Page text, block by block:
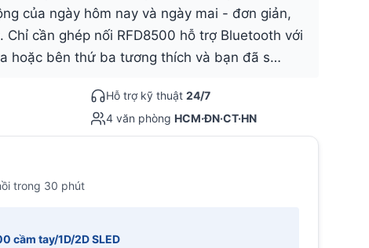
của ngày hôm nay và ngày mai - đơn giản,
Chỉ cần ghép nối RFD8500 hỗ trợ Bluetooth với
hoặc bên thứ ba tương thích và bạn đã s…
Hỗ trợ kỹ thuật 24/7
4 văn phòng HCM·ĐN·CT·HN
trong 30 phút
cầm tay/1D/2D SLED